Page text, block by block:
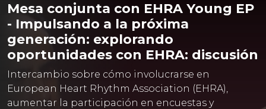
Mesa conjunta con EHRA Young EP
- Impulsando a la próxima
generación: explorando
oportunidades con EHRA: discusión
Intercambio sobre cómo involucrarse en
European Heart Rhythm Association (EHRA),
aumentar la participación en encuestas y